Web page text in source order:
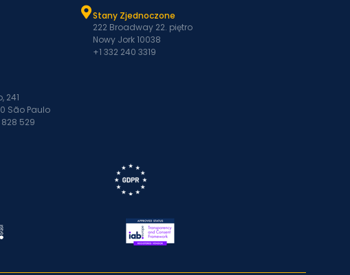
Stany Zjednoczone
222 Broadway 22. piętro
Nowy Jork 10038
+1 332 240 3319
241
São Paulo
529